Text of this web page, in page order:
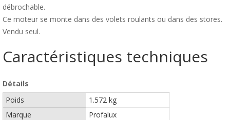
débrochable.
Ce moteur se monte dans des volets roulants ou dans des stores.
Vendu seul.
Caractéristiques techniques
Détails
Poids
1.572 kg
Marque
Profalux